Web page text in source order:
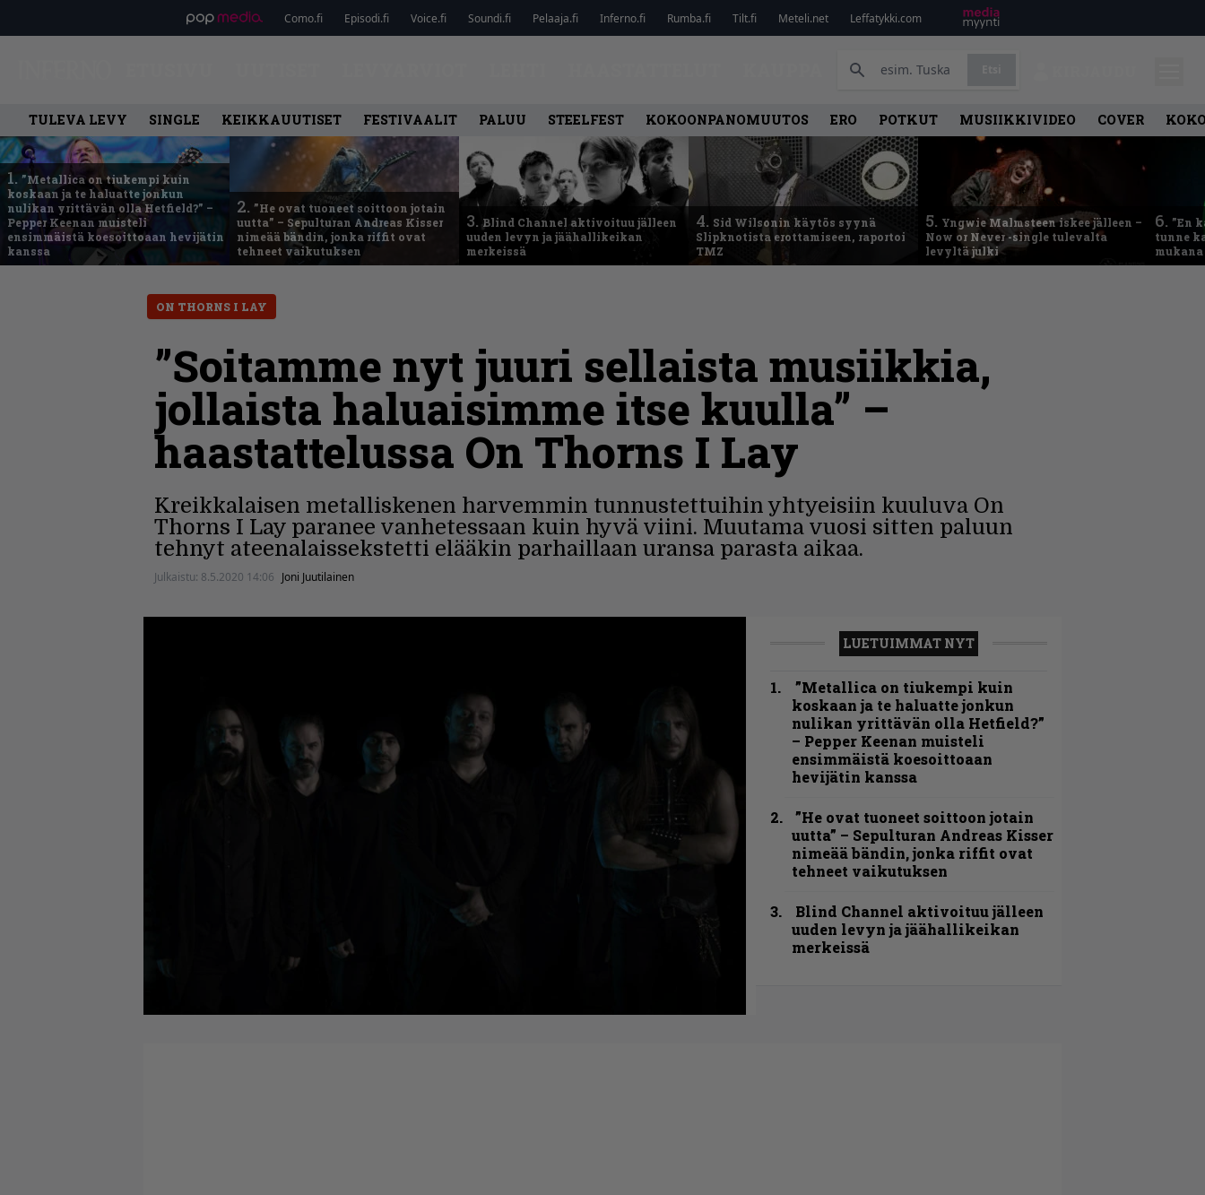
Como.fi Episodi.fi Voice.fi Soundi.fi Pelaaja.fi Inferno.fi Rumba.fi Tilt.fi Meteli.net Leffatykki.com
TULEVA LEVY SINGLE KEIKKAUUTISET FESTIVAALIT PALUU STEELFEST KOKOONPANOMUUTOS ERO POTKUT MUSIIKKIVIDEO COVER
1. ”Metallica on tiukempi kuin
koskaan ja te haluatte jonkun
nulikan yrittävän olla Hetfield?” –
Pepper Keenan muisteli
ensimmäistä koesoittoaan hevijätin
kanssa
2. ”He ovat tuoneet soittoon jotain
uutta” – Sepulturan Andreas Kisser
nimeää bändin, jonka riffit ovat
tehneet vaikutuksen
3.Blind Channel aktivoituu jälleen
uuden levyn ja jäähallikeikan
merkeissä
4. Sid Wilsonin käytös syynä
Slipknotista erottamiseen, raportoi
TMZ
5. Yngwie Malmsteen iskee jälleen –
Now or Never -single tulevalta
levyltä julki
6. ”En
tunne
ON THORNS I LAY
”Soitamme nyt juuri sellaista musiikkia,
jollaista haluaisimme itse kuulla” –
haastattelussa On Thorns I Lay
Kreikkalaisen metalliskenen harvemmin tunnustettuihin yhtyeisiin kuuluva On
Thorns I Lay paranee vanhetessaan kuin hyvä viini. Muutama vuosi sitten paluun
tehnyt ateenalaissekstetti elääkin parhaillaan uransa parasta aikaa.
Julkaistu: 8.5.2020 14:06 Joni Juutilainen
LUETUIMMAT NYT
”Metallica on tiukempi kuin
koskaan ja te haluatte jonkun
nulikan yrittävän olla Hetfield?”
– Pepper Keenan muisteli
ensimmäistä koesoittoaan
hevijätin kanssa
”He ovat tuoneet soittoon jotain
uutta” – Sepulturan Andreas Kisser
nimeää bändin, jonka riffit ovat
tehneet vaikutuksen
Blind Channel aktivoituu jälleen
uuden levyn ja jäähallikeikan
merkeissä